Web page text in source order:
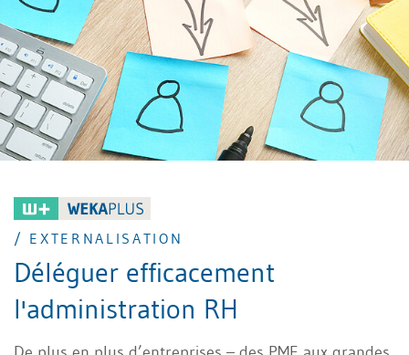
/ EXTERNALISATION
Déléguer efficacement
l'administration RH